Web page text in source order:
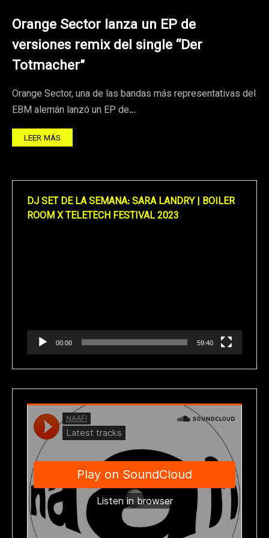
Orange Sector lanza un EP de
versiones remix del single “Der
Totmacher”
Orange Sector, una de las bandas más representativas del
EBM alemán lanzó un EP de…
LEER MÁS
DJ SET DE LA SEMANA: SARA LANDRY | BOILER
ROOM X TELETECH FESTIVAL 2023
00:00 59:40